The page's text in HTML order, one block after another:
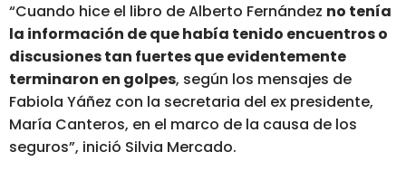
“Cuando hice el libro de Alberto Fernández no tenía
la información de que había tenido encuentros o
discusiones tan fuertes que evidentemente
terminaron en golpes, según los mensajes de
Fabiola Yáñez con la secretaria del ex presidente,
María Canteros, en el marco de la causa de los
seguros”, inició Silvia Mercado.